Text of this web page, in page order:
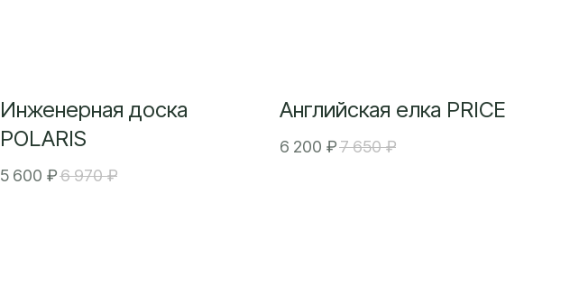
Инженерная доска
POLARIS
5 600 ₽6 970 ₽
Английская елка PRICE
6 200 ₽7 650 ₽